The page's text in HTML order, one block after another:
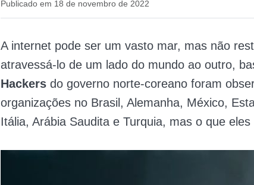
Publicado em 18 de novembro de 2022
A internet pode ser um vasto mar, mas não
atravessá-lo de um lado do mundo ao outro,
Hackers do governo norte-coreano foram
organizações no Brasil, Alemanha, México,
Itália, Arábia Saudita e Turquia, mas o que